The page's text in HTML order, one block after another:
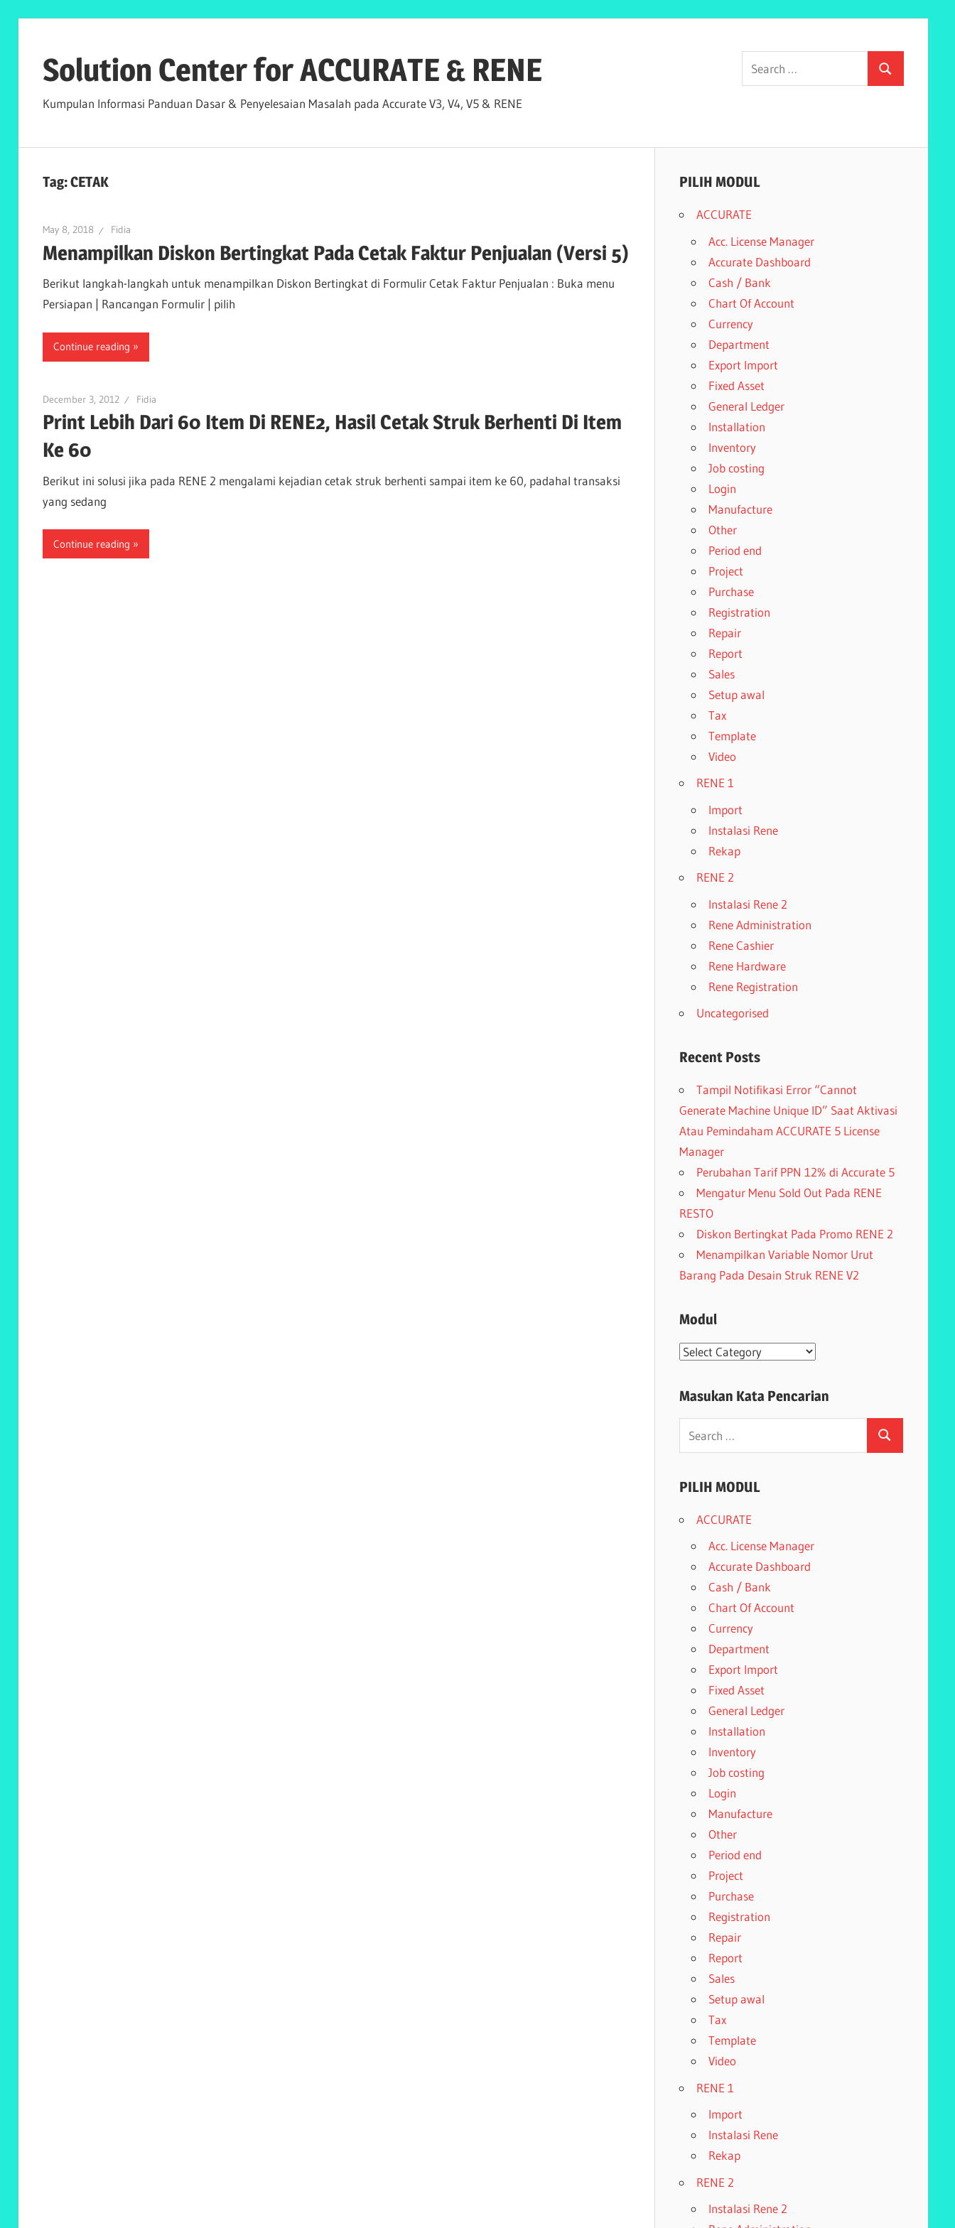
contentSolution Center for ACCURATE & RENE
Kumpulan Informasi Panduan Dasar & Penyelesaian Masalah pada Accurate V3, V4, V5 & RENE
Search
for:
Search
Tag:CETAK
May 8, 2018 Fidia
Menampilkan Diskon Bertingkat Pada Cetak Faktur Penjualan (Versi 5)
Berikut langkah-langkah untuk menampilkan Diskon Bertingkat di Formulir Cetak Faktur Penjualan : Buka menu
Persiapan | Rancangan Formulir | pilih
Continue reading
December 3, 2012 Fidia
Print Lebih Dari 60 Item Di RENE2, Hasil Cetak Struk Berhenti Di Item
Ke 60
Berikut ini solusi jika pada RENE 2 mengalami kejadian cetak struk berhenti sampai item ke 60, padahal transaksi
yang sedang
Continue reading
PILIH MODUL
ACCURATE
Acc. License Manager
Accurate Dashboard
Cash / Bank
Chart Of Account
Currency
Department
Export Import
Fixed Asset
General Ledger
Installation
Inventory
Job costing
Login
Manufacture
Other
Period end
Project
Purchase
Registration
Repair
Report
Sales
Setup awal
Tax
Template
Video
RENE 1
Import
Instalasi Rene
Rekap
RENE 2
Instalasi Rene 2
Rene Administration
Rene Cashier
Rene Hardware
Rene Registration
Uncategorised
Recent Posts
Tampil Notifikasi Error “Cannot
Generate Machine Unique ID” Saat Aktivasi
Atau Pemindaham ACCURATE 5 License
Manager
Perubahan Tarif PPN 12% di Accurate 5
Mengatur Menu Sold Out Pada RENE
RESTO
Diskon Bertingkat Pada Promo RENE 2
Menampilkan Variable Nomor Urut
Barang Pada Desain Struk RENE V2
Modul
Modul
Masukan Kata Pencarian
Search
PILIH MODUL
ACCURATE
Acc. License Manager
Accurate Dashboard
Cash / Bank
Chart Of Account
Currency
Department
Export Import
Fixed Asset
General Ledger
Installation
Inventory
Job costing
Login
Manufacture
Other
Period end
Project
Purchase
Registration
Repair
Report
Sales
Setup awal
Tax
Template
Video
RENE 1
Import
Instalasi Rene
Rekap
RENE 2
Instalasi Rene 2